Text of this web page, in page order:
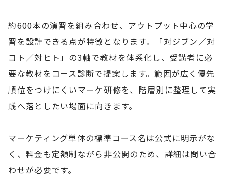
約600本の演習を組み合わせ、アウトプット中心の学
習を設計できる点が特徴となります。「対ジブン／対
コト／対ヒト」の3軸で教材を体系化し、受講者に必
要な教材をコース診断で提案します。範囲が広く優先
順位をつけにくいマーケ研修を、階層別に整理して実
践へ落としたい場面に向きます。
マーケティング単体の標準コース名は公式に明示がな
く、料金も定額制ながら非公開のため、詳細は問い合
わせが必要です。